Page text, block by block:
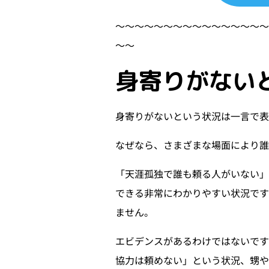
〜〜〜〜〜〜〜〜〜〜〜〜〜〜〜
〜〜
身寄りがない
身寄りがないという状況は一言で
なぜなら、さまざまな場面により
「天涯孤独で誰も頼る人がいない
できる非常にわかりやすい状況で
ません。
エビデンスがあるわけではないで
協力は頼めない」という状況、甥